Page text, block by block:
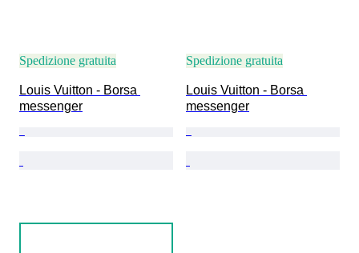
Spedizione gratuita
Louis Vuitton - Borsa
messenger
Spedizione gratuita
Louis Vuitton - Borsa
messenger